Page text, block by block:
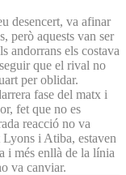
desencert, va afinar
però aquests van ser
andorrans els costava
que el rival no
per oblidar.
fase del matx i
fet que no es
reacció no va
Lyons i Atiba, estaven
i més enllà de la línia
va canviar.